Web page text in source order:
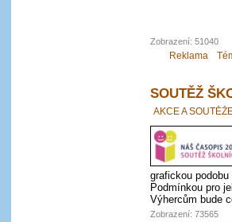
Zobrazení: 51040
Reklama
SOUTĚŽ
AKCE A
grafickou
Podmínkou pro
Výhercům bude
Zobrazení: 73565